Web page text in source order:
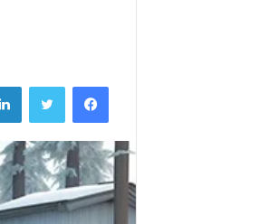
فيسبوك تويتر